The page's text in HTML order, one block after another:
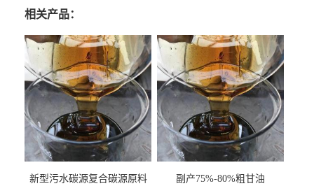
相关产品：
新型污水碳源复合碳源原料
副产75%-80%粗甘油